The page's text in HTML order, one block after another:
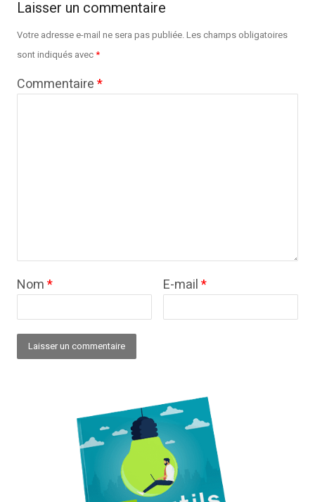
Laisser un commentaire
Votre adresse e-mail ne sera pas publiée.Les champs obligatoires
sont indiqués avec*
Commentaire*
Nom* E-mail*